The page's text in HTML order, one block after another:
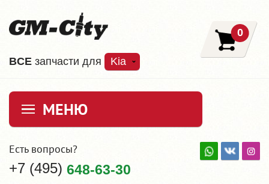
ВCE запчасти для Kia
0
МЕНЮ
Есть вопросы?
+7 (495) 648-63-30